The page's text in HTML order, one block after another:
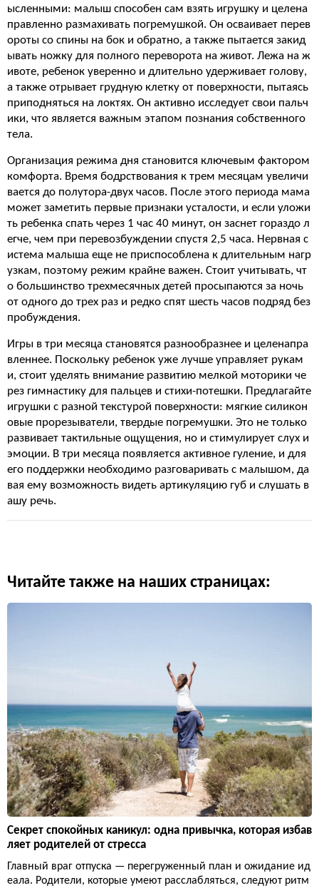
ысленными: малыш способен сам взять игрушку и целена
правленно размахивать погремушкой. Он осваивает перев
ороты со спины на бок и обратно, а также пытается закид
ывать ножку для полного переворота на живот. Лежа на ж
ивоте, ребенок уверенно и длительно удерживает голову,
а также отрывает грудную клетку от поверхности, пытаясь
приподняться на локтях. Он активно исследует свои пальч
ики, что является важным этапом познания собственного
тела.
Организация режима дня становится ключевым фактором
комфорта. Время бодрствования к трем месяцам увеличи
вается до полутора-двух часов. После этого периода мама
может заметить первые признаки усталости, и если уложи
ть ребенка спать через 1 час 40 минут, он заснет гораздо л
егче, чем при перевозбуждении спустя 2,5 часа. Нервная с
истема малыша еще не приспособлена к длительным нагр
узкам, поэтому режим крайне важен. Стоит учитывать, чт
о большинство трехмесячных детей просыпаются за ночь
от одного до трех раз и редко спят шесть часов подряд без
пробуждения.
Игры в три месяца становятся разнообразнее и целенапра
вленнее. Поскольку ребенок уже лучше управляет рукам
и, стоит уделять внимание развитию мелкой моторики че
рез гимнастику для пальцев и стихи-потешки. Предлагайте
игрушки с разной текстурой поверхности: мягкие силикон
овые прорезыватели, твердые погремушки. Это не только
развивает тактильные ощущения, но и стимулирует слух и
эмоции. В три месяца появляется активное гуление, и для
его поддержки необходимо разговаривать с малышом, да
вая ему возможность видеть артикуляцию губ и слушать в
ашу речь.
Читайте также на наших страницах:
Секрет спокойных каникул: одна привычка, которая избав
ляет родителей от стресса
Главный враг отпуска — перегруженный план и ожидание ид
еала. Родители, которые умеют расслабляться, следуют ритм